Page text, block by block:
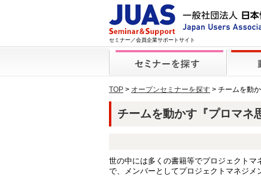
セミナー／会員企業サポートサイト
TOP > オープンセミナーを探す > チームを動
チームを動かす『プロマネ
世の中には多くの書籍等でプロジェクト
で、メンバーとしてプロジェクトマネジ